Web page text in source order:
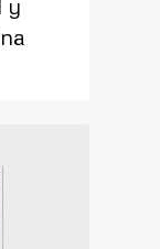
y